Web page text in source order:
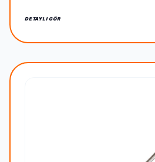
DETAYLI GÖR